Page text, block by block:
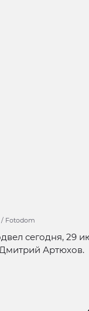
Fotodom
сегодня, 29
Артюхов.